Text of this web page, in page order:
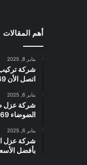
أهم المقالات
يناير 8, 2025
شركة
اتصل الأن 0500815869
يناير 6, 2025
شركة عزل
الضوضاء 0500815869
يناير 6, 2025
شركة عزل
بأفضل الأسعار